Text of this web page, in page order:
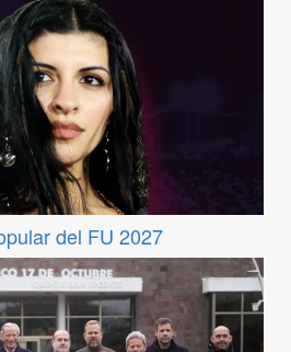
del FU 2027